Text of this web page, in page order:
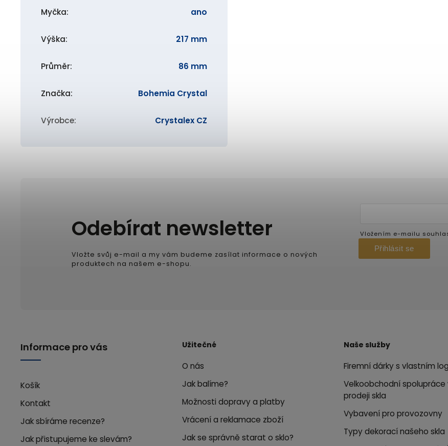
Myčka: ano
Výška: 217 mm
Průměr: 86 mm
Značka: Bohemia Crystal
Výrobce: Crystalex CZ
Odebírat newsletter
Vložte svůj e-mail a my vám budeme zasílat informace o nových
produktech na našem e-shopu.
Vložením e-mailu
Přihlásit se
Informace pro vás
Košík
Kontakt
Jak sbíráme recenze?
Jak přistupujeme ke slevám?
Užitečné
O nás
Jak balíme?
Možnosti dopravy a platby
Vrácení a reklamace zboží
Jak se správně starat o sklo?
Naše služby
Firemní dárky s vlastním
Velkoobchodní spolupráce
prodeji skla
Vybavení pro provozovny
Typy dekorací našeho skla